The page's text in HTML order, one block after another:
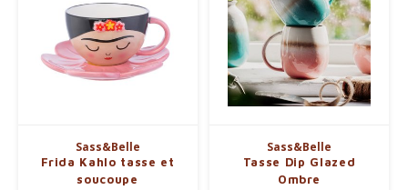
Sass&Belle
Frida Kahlo tasse et
soucoupe
Sass&Belle
Tasse Dip Glazed
Ombre